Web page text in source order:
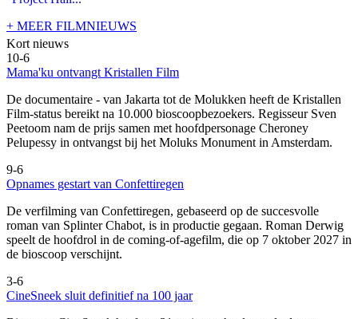
+ MEER FILMNIEUWS
Kort nieuws
10-6
Mama'ku ontvangt Kristallen Film
De documentaire - van Jakarta tot de Molukken heeft de Kristallen
Film-status bereikt na 10.000 bioscoopbezoekers. Regisseur Sven
Peetoom nam de prijs samen met hoofdpersonage Cheroney
Pelupessy in ontvangst bij het Moluks Monument in Amsterdam.
9-6
Opnames gestart van Confettiregen
De verfilming van Confettiregen, gebaseerd op de succesvolle
roman van Splinter Chabot, is in productie gegaan. Roman Derwig
speelt de hoofdrol in de coming-of-agefilm, die op 7 oktober 2027 in
de bioscoop verschijnt.
3-6
CineSneek sluit definitief na 100 jaar